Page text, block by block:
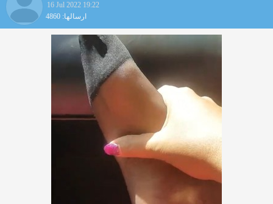
16 Jul 2022 19:22
ارسالها: 4860